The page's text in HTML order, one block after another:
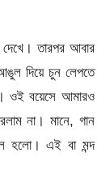
তারপর আবার
দিয়ে চুন লেপতে
ওই বয়েসে আমারও
না। মানে, গান
হলো। এই বা মন্দ